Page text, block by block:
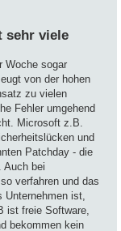
sehr viele
Woche sogar
von der hohen
zu vielen
Fehler umgehend
Microsoft z.B.
und
Patchday - die
Auch bei
verfahren und das
ist,
ist freie Software,
bekommen kein